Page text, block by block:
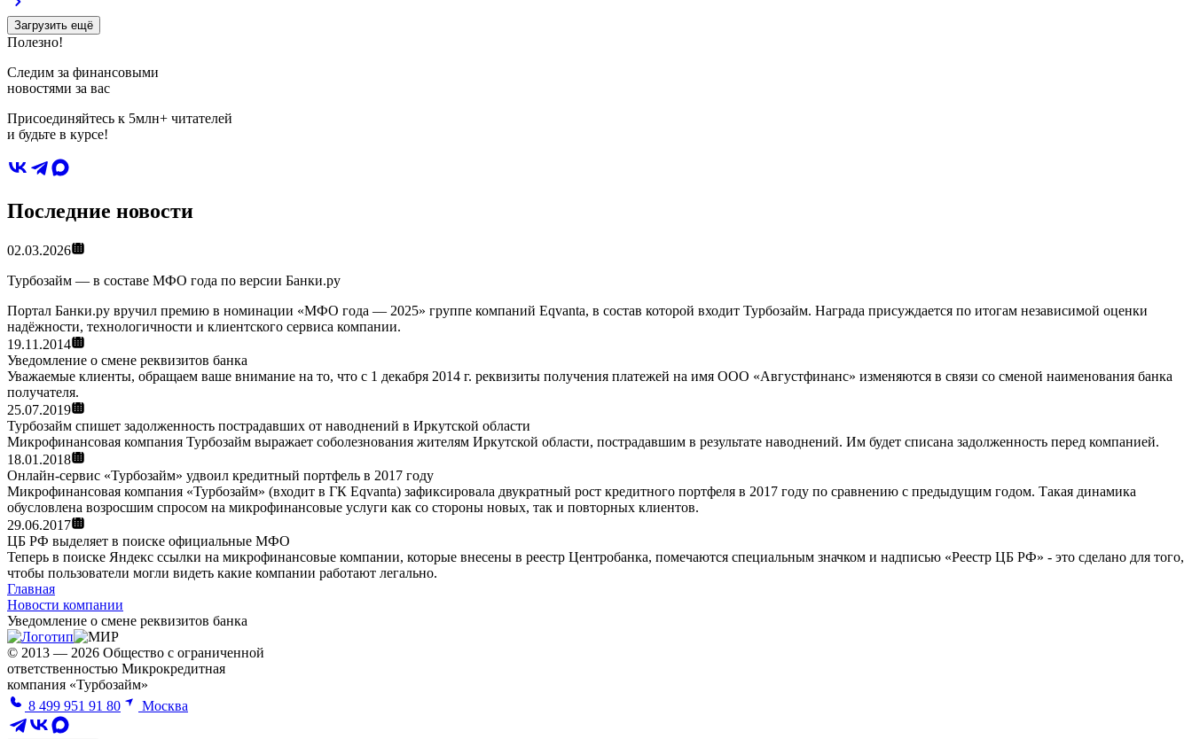
Загрузить ещё
Полезно!
Следим за финансовыми
новостями за вас
Присоединяйтесь к 5млн+ читателей
и будьте в курсе!
Последние новости
02.03.2026
Турбозайм — в составе МФО года по версии Банки.ру
Портал Банки.ру вручил премию в номинации «МФО года — 2025» группе компаний Eqvanta, в состав которой входит Турбозайм. Награда присуждается по итогам независимой оценки
надёжности, технологичности и клиентского сервиса компании.
19.11.2014
Уведомление о смене реквизитов банка
Уважаемые клиенты, обращаем ваше внимание на то, что с 1 декабря 2014 г. реквизиты получения платежей на имя ООО «Августфинанс» изменяются в связи со сменой наименования банка
получателя.
25.07.2019
Турбозайм спишет задолженность пострадавших от наводнений в Иркутской области
Микрофинансовая компания Турбозайм выражает соболезнования жителям Иркутской области, пострадавшим в результате наводнений. Им будет списана задолженность перед компанией.
18.01.2018
Онлайн-сервис «Турбозайм» удвоил кредитный портфель в 2017 году
Микрофинансовая компания «Турбозайм» (входит в ГК Eqvanta) зафиксировала двукратный рост кредитного портфеля в 2017 году по сравнению с предыдущим годом. Такая динамика
обусловлена возросшим спросом на микрофинансовые услуги как со стороны новых, так и повторных клиентов.
29.06.2017
ЦБ РФ выделяет в поиске официальные МФО
Теперь в поиске Яндекс ссылки на микрофинансовые компании, которые внесены в реестр Центробанка, помечаются специальным значком и надписью «Реестр ЦБ РФ» - это сделано для того,
чтобы пользователи могли видеть какие компании работают легально.
Главная
Новости компании
Уведомление о смене реквизитов банка
© 2013 — 2026 Общество с ограниченной
ответственностью Микрокредитная
компания «Турбозайм»
8 499 951 91 80
Москва